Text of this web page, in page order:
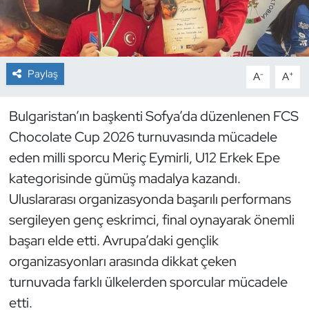
Paylaş A- A+
Bulgaristan’ın başkenti Sofya’da düzenlenen FCS
Chocolate Cup 2026 turnuvasında mücadele
eden milli sporcu Meriç Eymirli, U12 Erkek Epe
kategorisinde gümüş madalya kazandı.
Uluslararası organizasyonda başarılı performans
sergileyen genç eskrimci, final oynayarak önemli
başarı elde etti. Avrupa’daki gençlik
organizasyonları arasında dikkat çeken
turnuvada farklı ülkelerden sporcular mücadele
etti.
Cimnastik
Curling
Dağcılık
Dans Sporları
Dövüş Sanatı
E-Spor
Eskrim
Futbol